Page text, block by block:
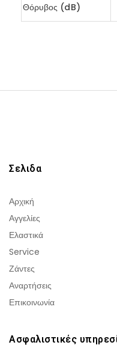
Θόρυβος (dB)
Σελιδα
Αρχική
Αγγελίες
Ελαστικά
Service
Ζάντες
Αναρτήσεις
Επικοινωνία
Ασφαλιστικές